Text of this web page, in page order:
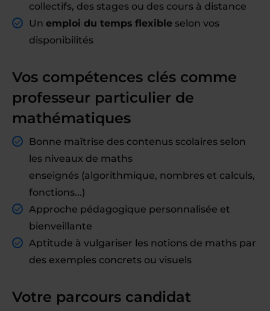
collectifs, des stages ou des cours à distance
Un emploi du temps flexible selon vos
disponibilités
Vos compétences clés comme
professeur particulier de
mathématiques
Bonne maîtrise des contenus scolaires selon
les niveaux de maths
enseignés (algorithmique, nombres et calculs,
fonctions...)
Approche pédagogique personnalisée et
bienveillante
Aptitude à vulgariser les notions de maths par
des exemples concrets ou visuels
Votre parcours candidat